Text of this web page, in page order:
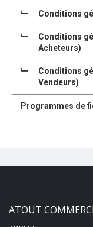
Conditions
Conditions
Acheteurs)
Conditions
Vendeurs)
Programmes de
ATOUT